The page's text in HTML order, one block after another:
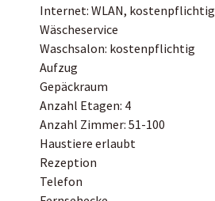
Internet: WLAN, kostenpflichtig
Wäscheservice
Waschsalon: kostenpflichtig
Aufzug
Gepäckraum
Anzahl Etagen: 4
Anzahl Zimmer: 51-100
Haustiere erlaubt
Rezeption
Telefon